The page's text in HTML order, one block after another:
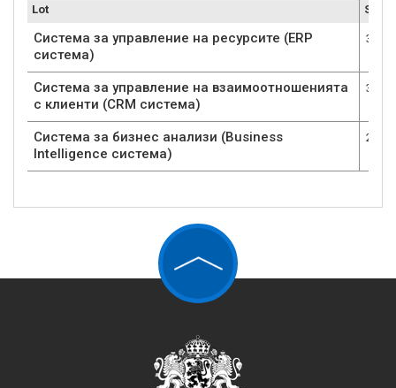
Lot
Система за управление на ресурсите (ERP
система)
3
Система за управление на взаимоотношенията
с клиенти (CRM система)
3
Система за бизнес анализи (Business
Intelligence система)
2